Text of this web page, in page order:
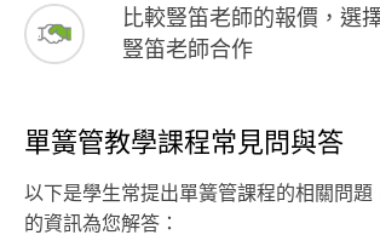
比較豎笛老師的報價，選
豎笛老師合作
單簧管教學課程常見問與答
以下是學生常提出單簧管課程的相關問題
的資訊為您解答：